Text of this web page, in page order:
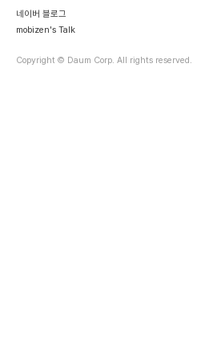
름을 파악할 수 있는 부분..
네이버 블로그
mobizen's Talk
Copyright © Daum Corp. All rights reserved.